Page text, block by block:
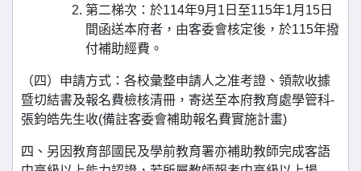
第二梯次：於114年9月1日至115年1月15日
間函送本府者，由客委會核定後，於115年撥
付補助經費。
（四）申請方式：各校彙整申請人之准考證、領款收據
暨切結書及報名費檢核清冊，寄送至本府教育處學管科-
張鈞皓先生收(備註客委會補助報名費實施計畫)
四、另因教育部國民及學前教育署亦補助教師完成客語